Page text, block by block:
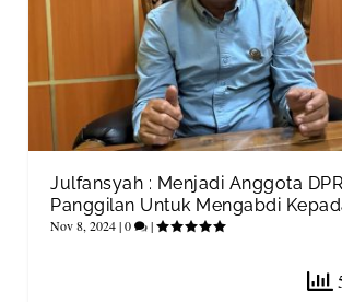
Julfansyah : Menjadi Anggota
Panggilan Untuk Mengabdi
Nov 8, 2024|0 |